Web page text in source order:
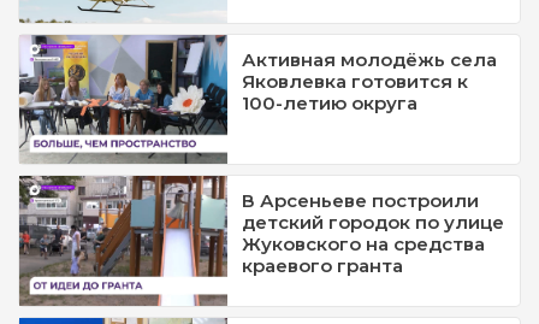
Активная молодёжь села
Яковлевка готовится к
100-летию округа
В Арсеньеве построили
детский городок по улице
Жуковского на средства
краевого гранта